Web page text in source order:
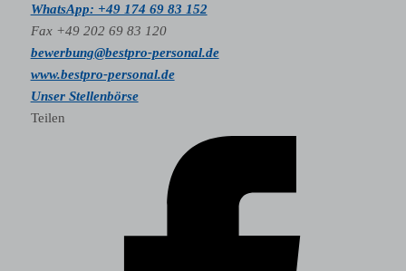
WhatsApp: +49 174 69 83 152
Fax +49 202 69 83 120
bewerbung@bestpro-personal.de
www.bestpro-personal.de
Unser Stellenbörse
Teilen